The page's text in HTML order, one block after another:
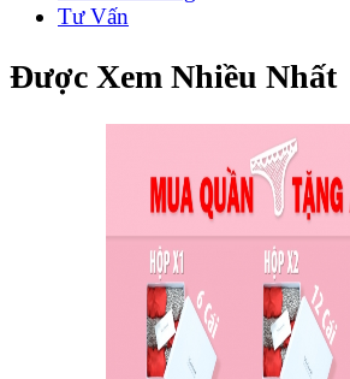
Tư Vấn
Được Xem Nhiều Nhất